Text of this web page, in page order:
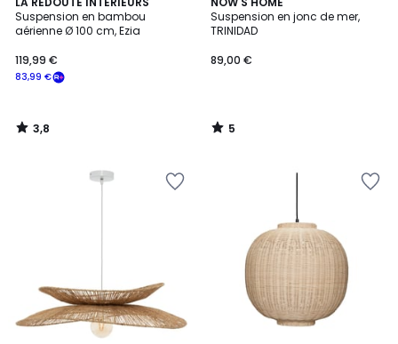
Suspension en bambou
aérienne Ø 100 cm, Ezia
83,99 €
119,99 €
/ 5
3,8
/
Suspension en jonc de mer,
TRINIDAD
89,00 €
/
5
5
/